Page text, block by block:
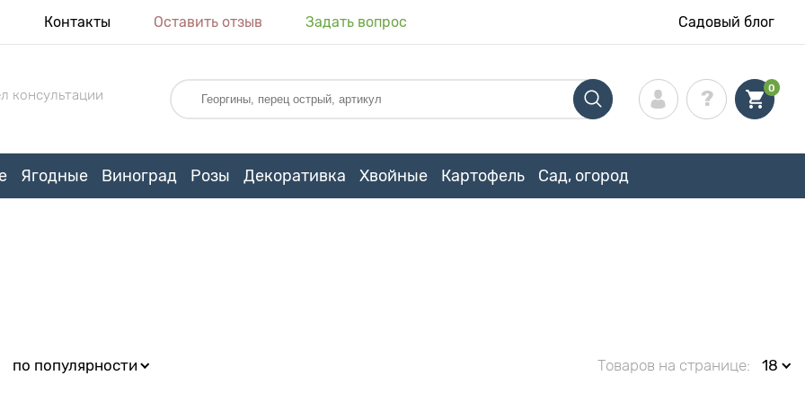
Контакты Оставить отзыв Задать вопрос Садовый блог
консультации 0
Ягодные Виноград Розы Декоративка Хвойные Картофель Сад, огород
по популярности Товаров на странице: 18